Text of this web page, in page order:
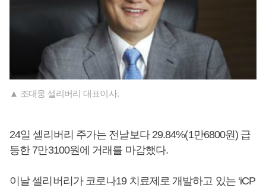
▲ 조대웅 셀리버리 대표이사.
24일 셀리버리 주가는 전날보다 29.84%(1만6800원) 급
등한 7만3100원에 거래를 마감했다.
이날 셀리버리가 코로나19 치료제로 개발하고 있는 ‘iCP